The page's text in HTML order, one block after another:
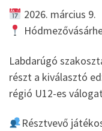
2026. március 9.
Labdarúgó
részt a kiválasztó
régió U12-es
Résztvevő